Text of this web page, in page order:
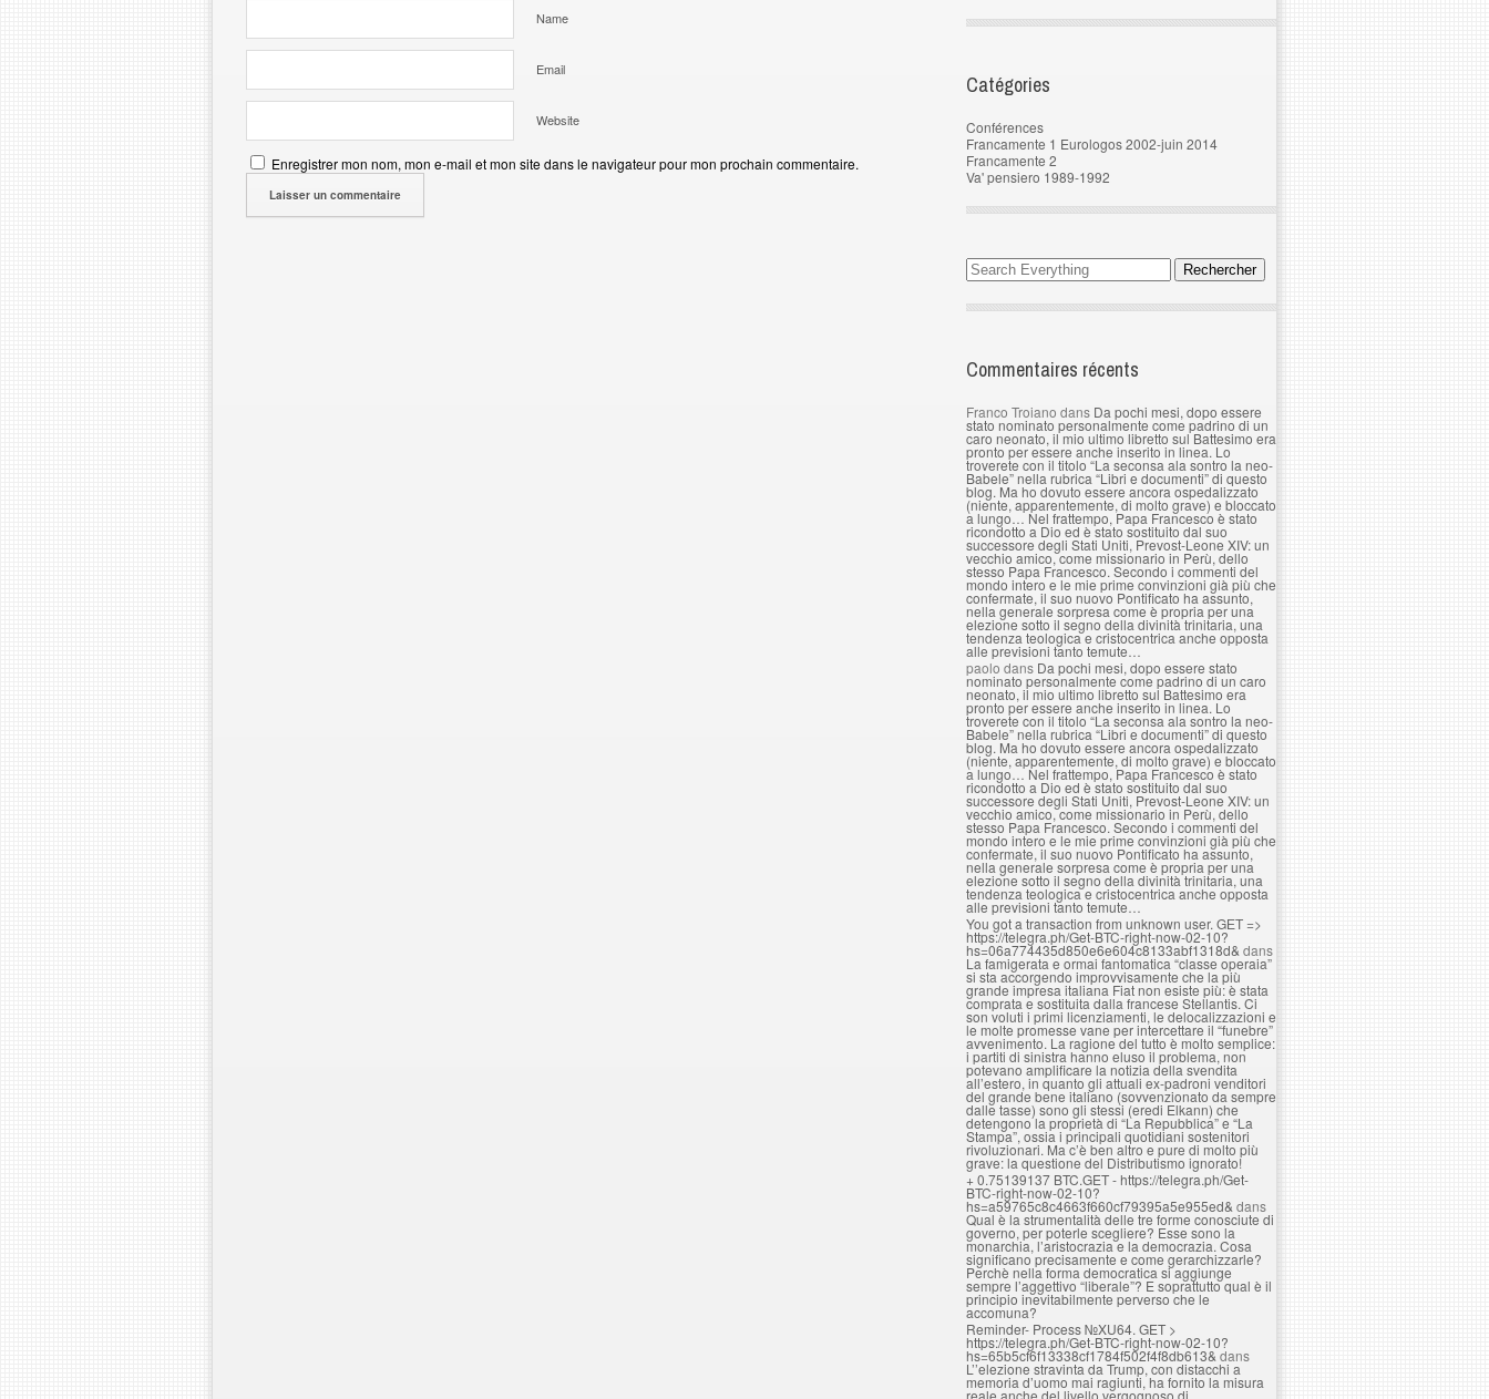
Name
Email
Website
Enregistrer mon nom, mon e-mail et mon site dans le navigateur pour mon prochain commentaire.
Catégories
Conférences
Francamente 1 Eurologos 2002-juin 2014
Francamente 2
Va' pensiero 1989-1992
Commentaires récents
Franco Troiano dans Da pochi mesi, dopo essere
stato nominato personalmente come padrino di un
caro neonato, il mio ultimo libretto sul Battesimo era
pronto per essere anche inserito in linea. Lo
troverete con il titolo “La seconsa ala sontro la neo-
Babele” nella rubrica “Libri e documenti” di questo
blog. Ma ho dovuto essere ancora ospedalizzato
(niente, apparentemente, di molto grave) e bloccato
a lungo… Nel frattempo, Papa Francesco è stato
ricondotto a Dio ed è stato sostituito dal suo
successore degli Stati Uniti, Prevost-Leone XIV: un
vecchio amico, come missionario in Perù, dello
stesso Papa Francesco. Secondo i commenti del
mondo intero e le mie prime convinzioni già più che
confermate, il suo nuovo Pontificato ha assunto,
nella generale sorpresa come è propria per una
elezione sotto il segno della divinità trinitaria, una
tendenza teologica e cristocentrica anche opposta
alle previsioni tanto temute…
paolo dans Da pochi mesi, dopo essere stato
nominato personalmente come padrino di un caro
neonato, il mio ultimo libretto sul Battesimo era
pronto per essere anche inserito in linea. Lo
troverete con il titolo “La seconsa ala sontro la neo-
Babele” nella rubrica “Libri e documenti” di questo
blog. Ma ho dovuto essere ancora ospedalizzato
(niente, apparentemente, di molto grave) e bloccato
a lungo… Nel frattempo, Papa Francesco è stato
ricondotto a Dio ed è stato sostituito dal suo
successore degli Stati Uniti, Prevost-Leone XIV: un
vecchio amico, come missionario in Perù, dello
stesso Papa Francesco. Secondo i commenti del
mondo intero e le mie prime convinzioni già più che
confermate, il suo nuovo Pontificato ha assunto,
nella generale sorpresa come è propria per una
elezione sotto il segno della divinità trinitaria, una
tendenza teologica e cristocentrica anche opposta
alle previsioni tanto temute…
You got a transaction from unknown user. GЕТ =>
https://telegra.ph/Get-BTC-right-now-02-10?
hs=06a774435d850e6e604c8133abf1318d& dans
La famigerata e ormai fantomatica “classe operaia”
si sta accorgendo improvvisamente che la più
grande impresa italiana Fiat non esiste più: è stata
comprata e sostituita dalla francese Stellantis. Ci
son voluti i primi licenziamenti, le delocalizzazioni e
le molte promesse vane per intercettare il “funebre”
avvenimento. La ragione del tutto è molto semplice:
i partiti di sinistra hanno eluso il problema, non
potevano amplificare la notizia della svendita
all’estero, in quanto gli attuali ex-padroni venditori
del grande bene italiano (sovvenzionato da sempre
dalle tasse) sono gli stessi (eredi Elkann) che
detengono la proprietà di “La Repubblica” e “La
Stampa”, ossia i principali quotidiani sostenitori
rivoluzionari. Ma c’è ben altro e pure di molto più
grave: la questione del Distributismo ignorato!
+ 0.75139137 BTC.GET - https://telegra.ph/Get-
BTC-right-now-02-10?
hs=a59765c8c4663f660cf79395a5e955ed& dans
Qual è la strumentalità delle tre forme conosciute di
governo, per poterle scegliere? Esse sono la
monarchia, l’aristocrazia e la democrazia. Cosa
significano precisamente e come gerarchizzarle?
Perchè nella forma democratica si aggiunge
sempre l’aggettivo “liberale”? E soprattutto qual è il
principio inevitabilmente perverso che le
accomuna?
Reminder- Process №XU64. GET >
https://telegra.ph/Get-BTC-right-now-02-10?
hs=65b5cf6f13338cf1784f502f4f8db613& dans
L’’elezione stravinta da Trump, con distacchi a
memoria d’uomo mai ragiunti, ha fornito la misura
reale anche del livello vergognoso di